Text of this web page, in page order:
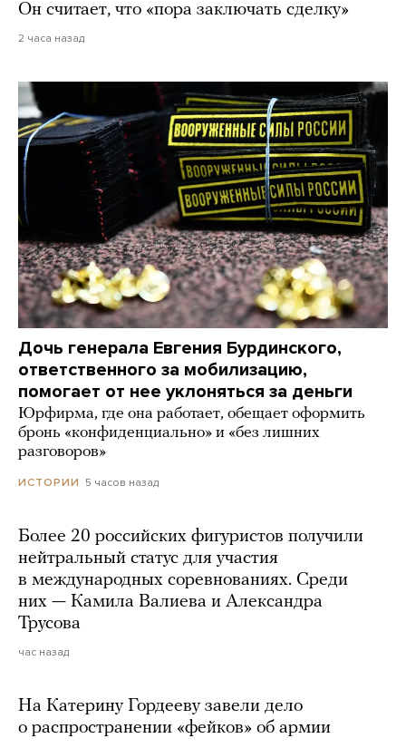
Он считает, что «пора заключать сделку»
2 часа назад
Дочь генерала Евгения Бурдинского,
ответственного за мобилизацию,
помогает от нее уклоняться за деньги
Юрфирма, где она работает, обещает оформить
бронь «конфиденциально» и «без лишних
разговоров»
ИСТОРИИ 5 часов назад
Более 20 российских фигуристов получили
нейтральный статус для участия
в международных соревнованиях. Среди
них — Камила Валиева и Александра
Трусова
час назад
На Катерину Гордееву завели дело
о распространении «фейков» об армии